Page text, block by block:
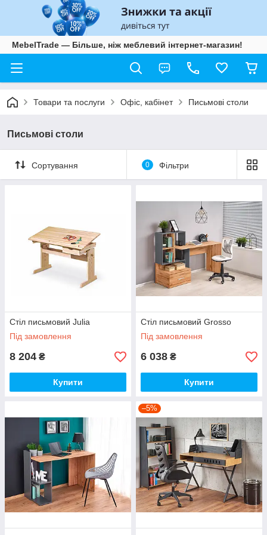
MebelTrade — Більше, ніж меблевий інтернет-магазин!
Товари та послуги Офіс, кабінет Письмові столи
Письмові столи
Сортування 0 Фільтри
Стіл письмовий Julia
Під замовлення
8 204 ₴
Купити
Стіл письмовий Grosso
Під замовлення
6 038 ₴
Купити
–5%